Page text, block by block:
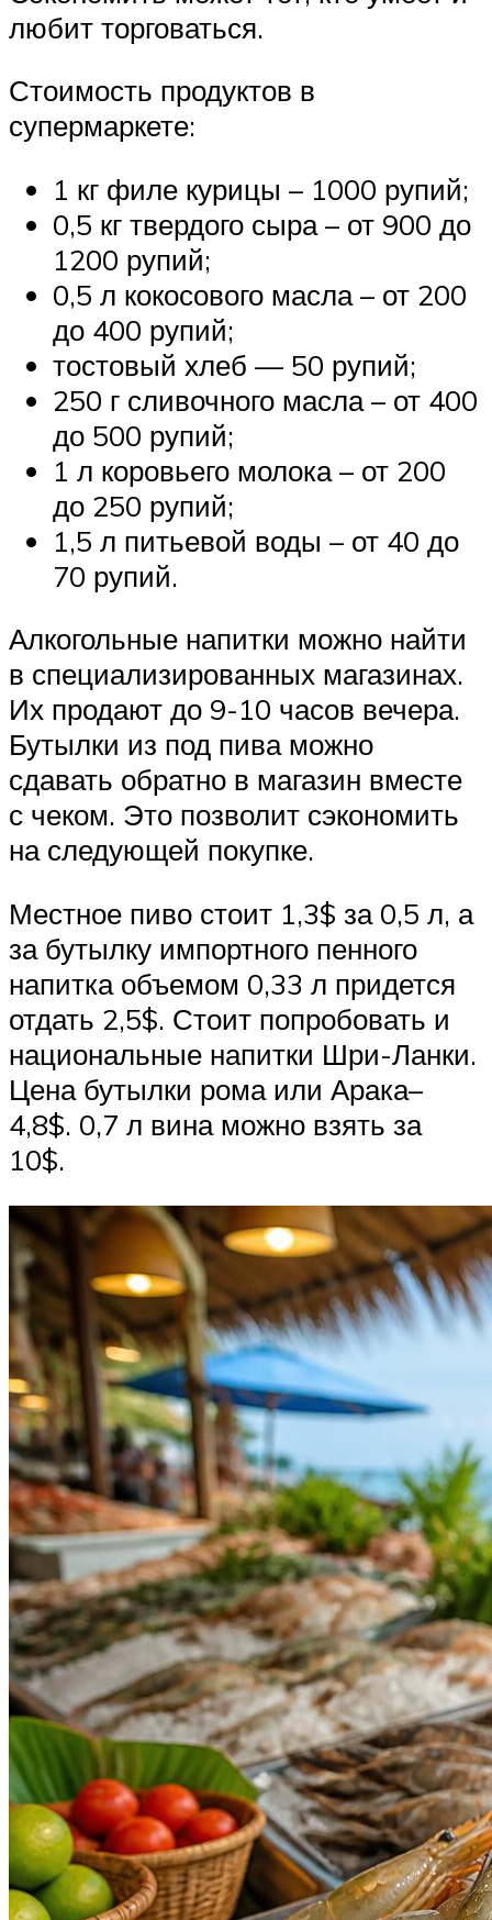
любит торговаться.
Стоимость продуктов в
супермаркете:
1 кг филе курицы – 1000 рупий;
0,5 кг твердого сыра – от 900 до
1200 рупий;
0,5 л кокосового масла – от 200
до 400 рупий;
тостовый хлеб — 50 рупий;
250 г сливочного масла – от 400
до 500 рупий;
1 л коровьего молока – от 200
до 250 рупий;
1,5 л питьевой воды – от 40 до
70 рупий.
Алкогольные напитки можно найти
в специализированных магазинах.
Их продают до 9-10 часов вечера.
Бутылки из под пива можно
сдавать обратно в магазин вместе
с чеком. Это позволит сэкономить
на следующей покупке.
Местное пиво стоит 1,3$ за 0,5 л, а
за бутылку импортного пенного
напитка объемом 0,33 л придется
отдать 2,5$. Стоит попробовать и
национальные напитки Шри-Ланки.
Цена бутылки рома или Арака–
4,8$. 0,7 л вина можно взять за
10$.